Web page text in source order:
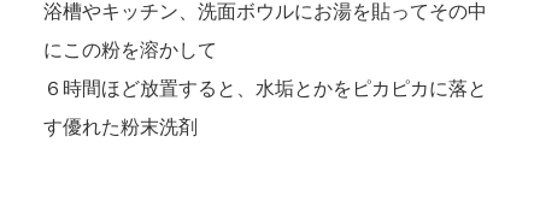
浴槽やキッチン、洗面ボウルにお湯を貼ってその中
にこの粉を溶かして
６時間ほど放置すると、水垢とかをピカピカに落と
す優れた粉末洗剤